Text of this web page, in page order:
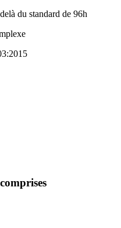
du standard de 96h